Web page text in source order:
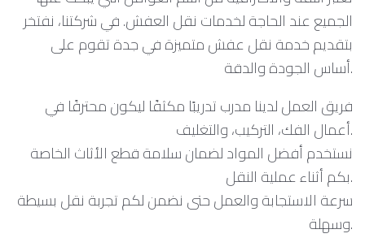
الجميع عند الحاجة لخدمات نقل العفش. في شركتنا، نفتخر
بتقديم خدمة نقل عفش متميزة في جدة تقوم على
أساس الجودة والدقة.
أعمال الفك، التركيب، والتغليف.
نستخدم أفضل المواد لضمان سلامة قطع الأثاث الخاصة
بكم أثناء عملية النقل.
سرعة الاستجابة والعمل حتى نضمن لكم تجربة نقل بسيطة
وسهلة.